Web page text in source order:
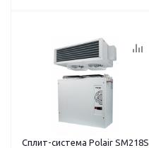
Сплит-система Polair SM218S